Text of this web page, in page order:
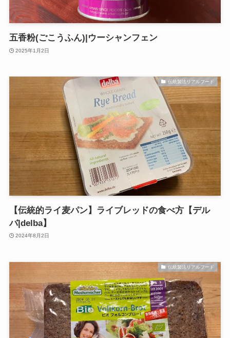
五香粉(ごこうふん)|ウーシャンフェン
2025年1月2日
伝統製法リアルフード
【伝統的ライ麦パン】ライブレッドの食べ方【デル
バ|delba】
2024年8月2日
伝統製法リアルフード